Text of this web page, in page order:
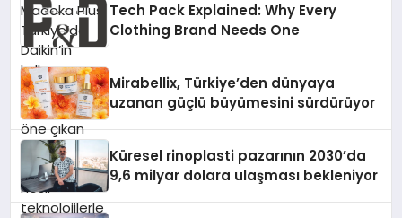
teknolojilerle donatılmış son modeli
VRV kontrol ünitesi Madoka Plus
Türkiye’de satışa sunuldu. Tam
dokunmatik ekranı, mobil uygulama
desteği ve akıllı sensör entegrasyonu
sayesinde iklimlendirme sistemlerinin
yönetimini daha kolay, konforlu ve
verimli hale getiriyor. Enerji
verimliliğini artırırken modern yaşam
Tech Pack Explained: Why Every
Clothing Brand Needs One
Mirabellix, Türkiye’den dünyaya
uzanan güçlü büyümesini sürdürüyor
Küresel rinoplasti pazarının 2030’da
9,6 milyar dolara ulaşması bekleniyor